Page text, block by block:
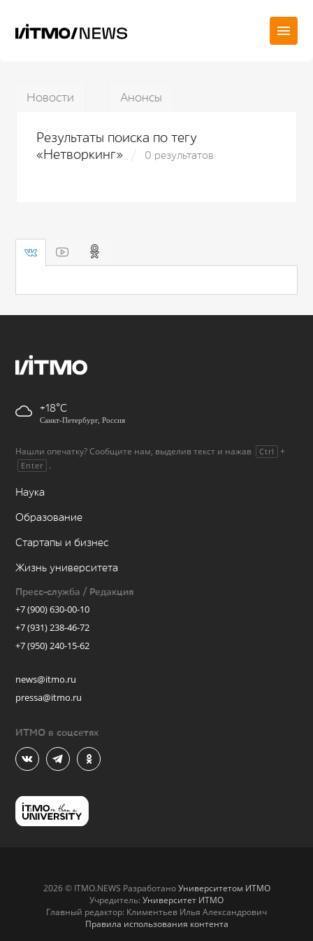
Новости Анонсы
Результаты поиска по тегу
«Нетворкинг»
0 результатов
+18
Санкт-Петербург, Россия
Нашли опечатку? Сообщите нам, выделив текст и нажав Ctrl +
Enter .
Наука
Образование
Стартапы и бизнес
Жизнь университета
Пресс-служба / Редакция
+7 (900) 630-00-10
+7 (931) 238-46-72
+7 (950) 240-15-62
news@itmo.ru
pressa@itmo.ru
ИТМО в соцсетях
2026 © ITMO.NEWS РазработаноУниверситетом ИТМО
Учредитель: Университет ИТМО
Главный редактор: Климентьев Илья Александрович
Правила использования контента